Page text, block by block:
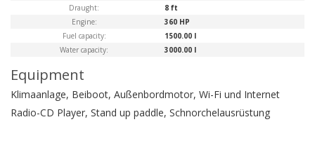
Draught:
8 ft
Engine:
360 HP
Fuel capacity:
1500.00 l
Water capacity:
3000.00 l
Equipment
Klimaanlage, Beiboot, Außenbordmotor, Wi-Fi und Internet
Radio-CD Player, Stand up paddle, Schnorchelausrüstung